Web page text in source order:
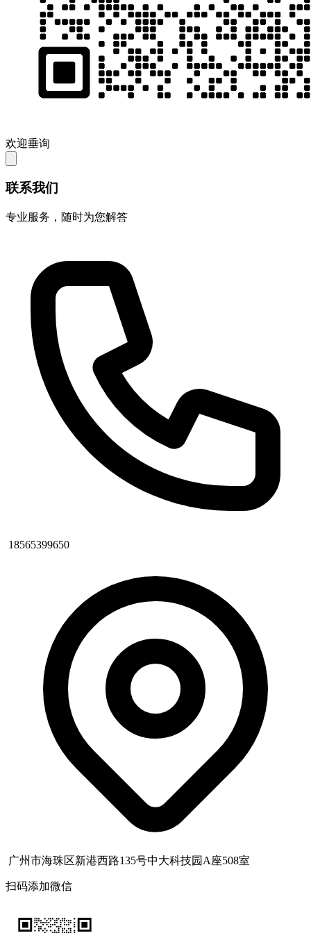
欢迎垂询
联系我们
专业服务，随时为您解答
18565399650
广州市海珠区新港西路135号中大科技园A座508室
扫码添加微信